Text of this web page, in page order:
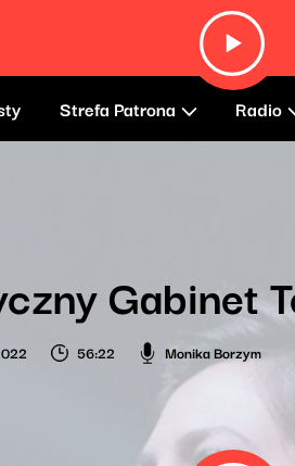
Strefa Patrona Radio
Gabinet
56:22 Monika Borzym